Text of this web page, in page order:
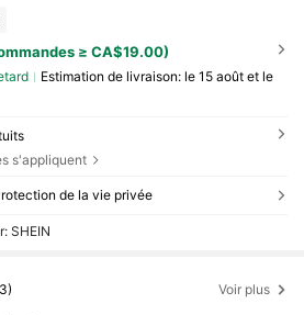
≥ CA$19.00)
Estimation de livraison: le 15 août et le
s'appliquent
de la vie privée
SHEIN
Voir plus